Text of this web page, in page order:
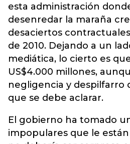
esta administración
desenredar la maraña
desaciertos
de 2010. Dejando a un
mediática, lo cierto es
US$4.000 millones,
negligencia y despilfarro
que se debe aclarar.
El gobierno ha tomado
impopulares que le